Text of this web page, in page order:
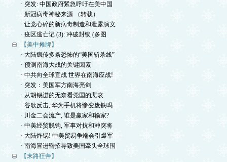
· 突发: 中国政府紧急呼吁在美中国
· 新冠病毒神秘来源 （转载）
· 让党心碎的新病毒制造和泄露演义
· 疫区逃亡记 (3): 冲破封锁 (多图
【美中摊牌】
· 大陆疯传多条恐怖的“美国斩杀线”
· 预测南海大战的关键因素
· 中共向全球宣战 世界在南海应战!
· 突发：美国军方南海亮剑
· 从胡锡进的无奈看党国的悲哀
· 谷歌反击, 华为手机将惨变废铁吗
· 川金二会流产, 谁是赢家和输家?
· 中美经贸脱钩, 军事对抗和冲突将
· 大陆炸锅! 中美贸易争端会引爆军
· 南海冒进昏招导致美国牵头全球围
【末路狂奔】